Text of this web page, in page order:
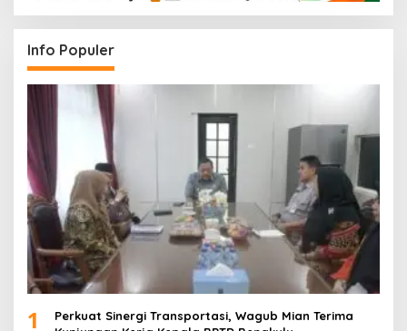
Info Populer
1
Perkuat Sinergi Transportasi, Wagub Mian Terima